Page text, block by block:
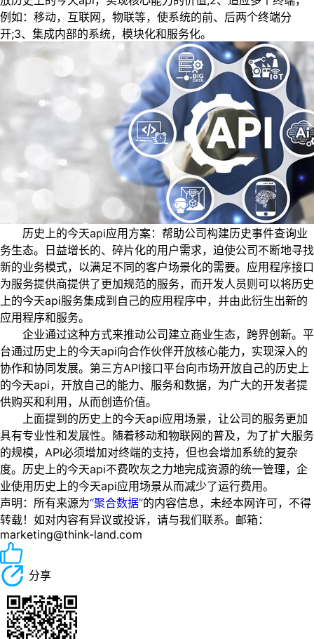
例如：移动，互联网，物联等，使系统的前、后两个终端分
开;3、集成内部的系统，模块化和服务化。
历史上的今天api应用方案：帮助公司构建历史事件查询业
务生态。日益增长的、碎片化的用户需求，迫使公司不断地寻找
新的业务模式，以满足不同的客户场景化的需要。应用程序接口
为服务提供商提供了更加规范的服务，而开发人员则可以将历史
上的今天api服务集成到自己的应用程序中，并由此衍生出新的
应用程序和服务。
企业通过这种方式来推动公司建立商业生态，跨界创新。平
台通过历史上的今天api向合作伙伴开放核心能力，实现深入的
协作和协同发展。第三方API接口平台向市场开放自己的历史上
的今天api，开放自己的能力、服务和数据，为广大的开发者提
供购买和利用，从而创造价值。
上面提到的历史上的今天api应用场景，让公司的服务更加
具有专业性和发展性。随着移动和物联网的普及，为了扩大服务
的规模，API必须增加对终端的支持，但也会增加系统的复杂
度。历史上的今天api不费吹灰之力地完成资源的统一管理，企
业使用历史上的今天api应用场景从而减少了运行费用。
声明：所有来源为“聚合数据”的内容信息，未经本网许可，不得
转载！如对内容有异议或投诉，请与我们联系。邮箱：
marketing@think-land.com
分享